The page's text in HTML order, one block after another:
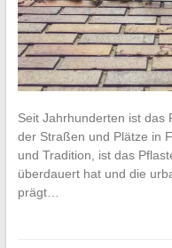
Seit Jahrhunderten ist das
der Straßen und Plätze in
und Tradition, ist das
überdauert hat und die
prägt…